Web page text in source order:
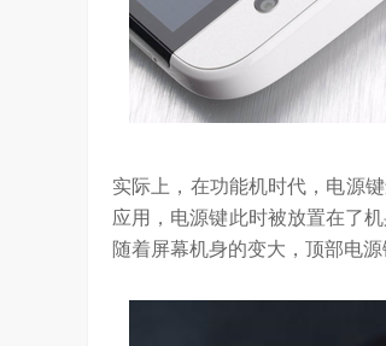
实际上，在功能机时代，电源
应用，电源键此时被放置在了
随着屏幕机身的变大，顶部电